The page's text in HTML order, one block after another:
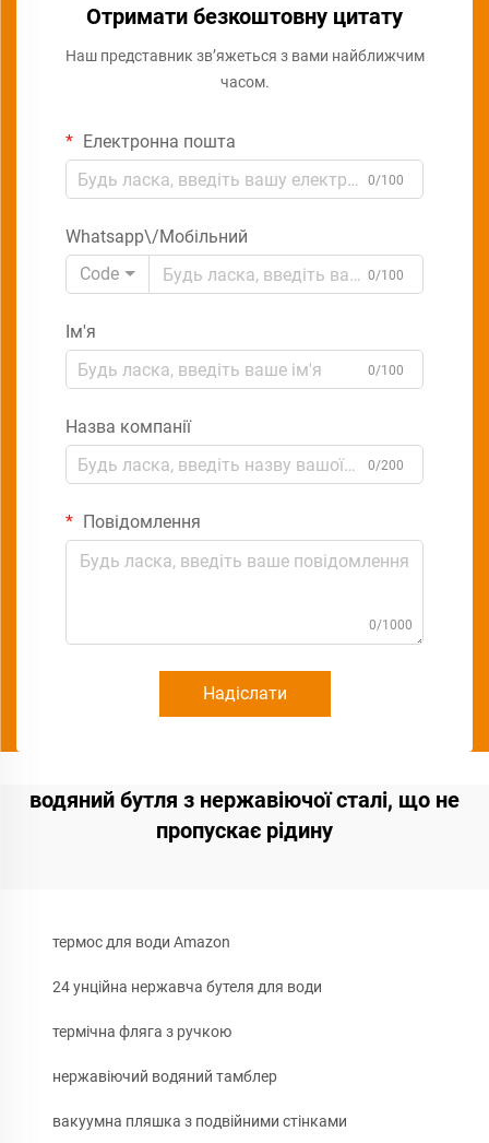
Отримати безкоштовну цитату
Наш представник зв’яжеться з вами найближчим
часом.
Електронна пошта
0/100
Whatsapp\/Мобільний
Code
0/100
Ім'я
0/100
Назва компанії
0/200
Повідомлення
0/1000
Надіслати
водяний бутля з нержавіючої сталі, що не
пропускає рідину
термос для води Amazon
24 унційна нержавча бутеля для води
термічна фляга з ручкою
нержавіючий водяний тамблер
вакуумна пляшка з подвійними стінками